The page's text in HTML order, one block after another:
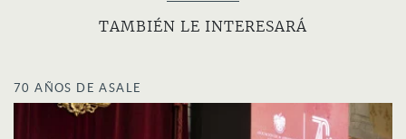
TAMBIÉN LE INTERESARÁ
70 AÑOS DE ASALE